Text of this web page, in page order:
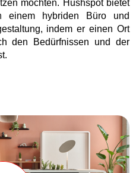
möchten. Hushspot bietet
einem hybriden Büro und
indem er einen Ort
den Bedürfnissen und der